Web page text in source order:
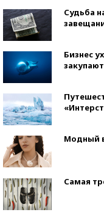
Судьба
Бизнес
Модный
Самая